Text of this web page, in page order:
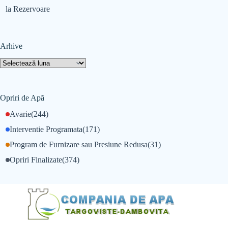
la Rezervoare
Arhive
Opriri de Apă
Avarie(244)
Interventie Programata(171)
Opriri Finalizate(374)
Program de Furnizare sau Presiune Redusa(31)